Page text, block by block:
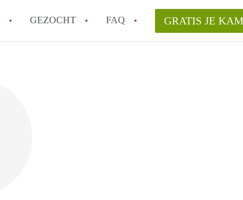
GEZOCHT FAQ GRATIS JE